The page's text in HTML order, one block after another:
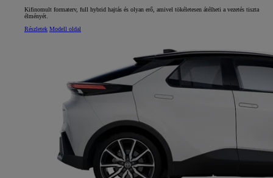
Kifinomult formaterv, full hybrid hajtás és olyan erő, amivel tökéletesen átélheti a vezetés tiszta
élményét.
Részletek Modell oldal